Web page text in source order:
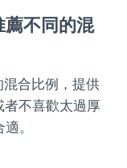
不同的混
合比例，提供
不喜歡太過厚
。